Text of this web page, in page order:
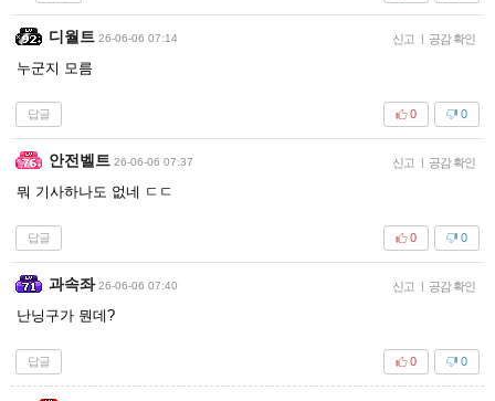
디월트 26-06-06 07:14 신고 | 공감 확인
누군지 모름
답글 0
0
안전벨트 26-06-06 07:37 신고 | 공감 확인
뭐 기사하나도 없네 ㄷㄷ
답글 0
0
과속좌 26-06-06 07:40 신고 | 공감 확인
난닝구가 뭔데?
답글 0
0